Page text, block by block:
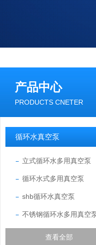
产品中心
PRODUCTS CNETER
循环水真空泵
立式循环水多用真空泵
循环水式多用真空泵
shb循环水真空泵
不锈钢循环水多用真空
查看全部